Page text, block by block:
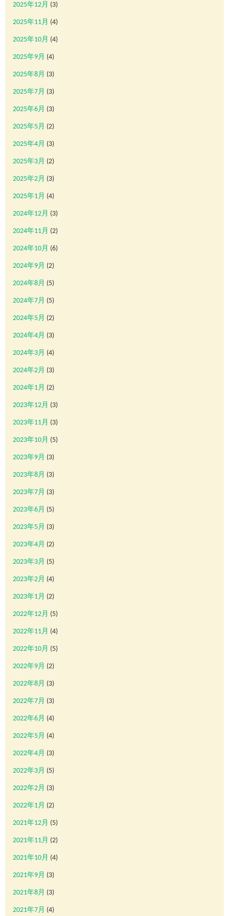
2025年12月 (3)
2025年11月 (4)
2025年10月 (4)
2025年9月 (4)
2025年8月 (3)
2025年7月 (3)
2025年6月 (3)
2025年5月 (2)
2025年4月 (3)
2025年3月 (2)
2025年2月 (3)
2025年1月 (4)
2024年12月 (3)
2024年11月 (2)
2024年10月 (6)
2024年9月 (2)
2024年8月 (5)
2024年7月 (5)
2024年5月 (2)
2024年4月 (3)
2024年3月 (4)
2024年2月 (3)
2024年1月 (2)
2023年12月 (3)
2023年11月 (3)
2023年10月 (5)
2023年9月 (3)
2023年8月 (3)
2023年7月 (3)
2023年6月 (5)
2023年5月 (3)
2023年4月 (2)
2023年3月 (5)
2023年2月 (4)
2023年1月 (2)
2022年12月 (5)
2022年11月 (4)
2022年10月 (5)
2022年9月 (2)
2022年8月 (3)
2022年7月 (3)
2022年6月 (4)
2022年5月 (4)
2022年4月 (3)
2022年3月 (5)
2022年2月 (3)
2022年1月 (2)
2021年12月 (5)
2021年11月 (2)
2021年10月 (4)
2021年9月 (3)
2021年8月 (3)
2021年7月 (4)